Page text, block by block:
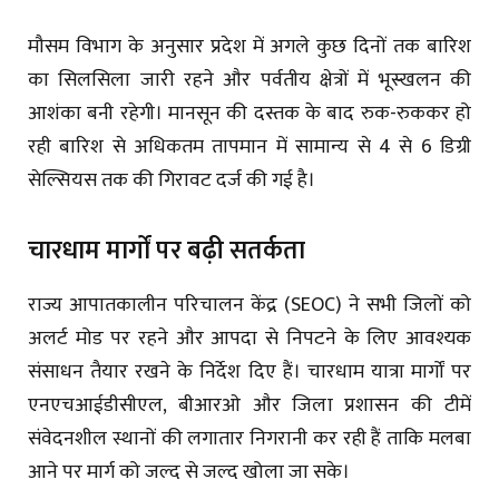
मौसम विभाग के अनुसार प्रदेश में अगले कुछ दिनों तक बारिश
का सिलसिला जारी रहने और पर्वतीय क्षेत्रों में भूस्खलन की
आशंका बनी रहेगी। मानसून की दस्तक के बाद रुक-रुककर हो
रही बारिश से अधिकतम तापमान में सामान्य से 4 से 6 डिग्री
सेल्सियस तक की गिरावट दर्ज की गई है।
चारधाम मार्गों पर बढ़ी सतर्कता
राज्य आपातकालीन परिचालन केंद्र (SEOC) ने सभी जिलों को
अलर्ट मोड पर रहने और आपदा से निपटने के लिए आवश्यक
संसाधन तैयार रखने के निर्देश दिए हैं। चारधाम यात्रा मार्गों पर
एनएचआईडीसीएल, बीआरओ और जिला प्रशासन की टीमें
संवेदनशील स्थानों की लगातार निगरानी कर रही हैं ताकि मलबा
आने पर मार्ग को जल्द से जल्द खोला जा सके।